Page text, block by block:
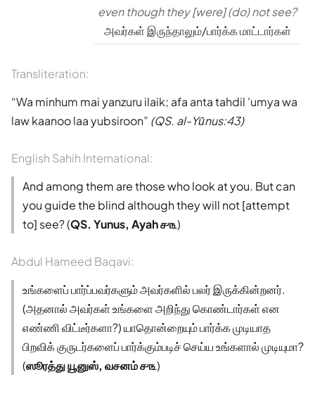
even though they [were] (do) not see?
அவர்கள் இருந்தாலும்/பார்க்க மாட்டார்கள்
Transliteration:
Wa minhum mai yanzuru ilaik; afa anta tahdil 'umya wa
law kaanoo laa yubsiroon (QS. al-Yūnus:43)
English Sahih International:
And among them are those who look at you. But can
you guide the blind although they will not [attempt
to] see? (QS. Yunus, Ayah ௪௩)
Abdul Hameed Baqavi:
உங்களைப் பார்ப்பவர்களும் அவர்களில் பலர் இருக்கின்றனர்.
(அதனால் அவர்கள் உங்களை அறிந்து கொண்டார்கள் என
எண்ணி விட்டீர்களா?) யாதொன்றையும் பார்க்க முடியாத
பிறவிக் குருடர்களைப் பார்க்கும்படிச் செய்ய உங்களால் முடியுமா?
(ஸூரத்து யூனுஸ், வசனம் ௪௩)